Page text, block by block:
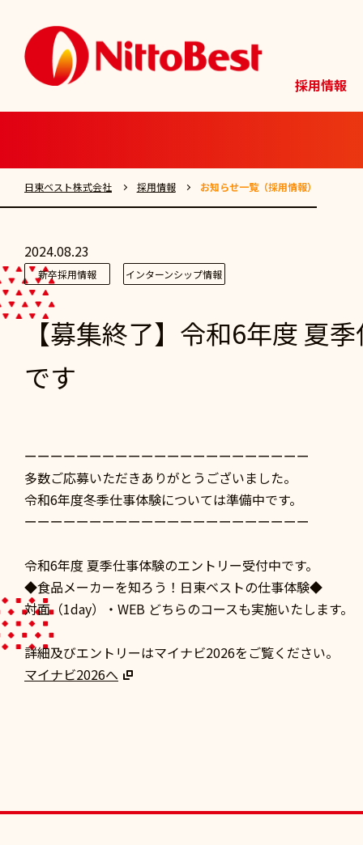
採用情報
日東ベスト株式会社 採用情報 お知らせ一覧（採用情報）
2024.08.23
新卒採用情報 インターンシップ情報
【募集終了】令和6年度 夏
です
ーーーーーーーーーーーーーーーーーーーーーー
多数ご応募いただきありがとうございました。
令和6年度冬季仕事体験については準備中です。
ーーーーーーーーーーーーーーーーーーーーーー
令和6年度 夏季仕事体験のエントリー受付中です。
◆食品メーカーを知ろう！日東ベストの仕事体験◆
対面（1day）・WEB どちらのコースも実施いたします。
詳細及びエントリーはマイナビ2026をご覧ください。
マイナビ2026へ